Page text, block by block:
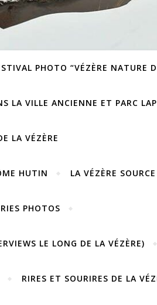
PHOTO “VÉZÈRE NATURE
LA VILLE ANCIENNE ET PARC
LA VÉZÈRE
HUTIN LA VÉZÈRE
PHOTOS
LE LONG DE LA VÉZÈRE)
RIRES ET SOURIRES DE LA